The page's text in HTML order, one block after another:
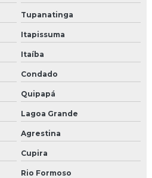
Tupanatinga
Itapissuma
Itaíba
Condado
Quipapá
Lagoa Grande
Agrestina
Cupira
Rio Formoso